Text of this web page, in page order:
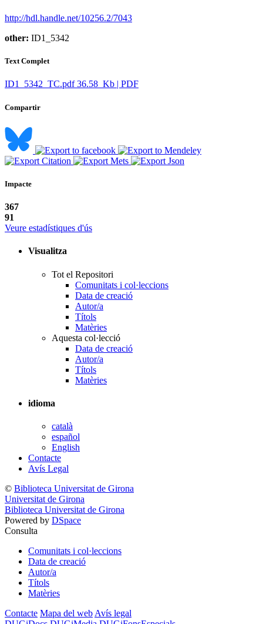
http://hdl.handle.net/10256.2/7043
other: ID1_5342
Text Complet
ID1_5342_TC.pdf 36.58 Kb | PDF
Compartir
Impacte
367
91
Veure estadístiques d'ús
Visualitza
Tot el Repositori
Comunitats i col·leccions
Data de creació
Autor/a
Títols
Matèries
Aquesta col·lecció
Data de creació
Autor/a
Títols
Matèries
idioma
català
español
English
Contacte
Avís Legal
© Biblioteca Universitat de Girona
Universitat de Girona
Biblioteca Universitat de Girona
Powered by DSpace
Consulta
Comunitats i col·leccions
Data de creació
Autor/a
Títols
Matèries
Contacte Mapa del web Avís legal